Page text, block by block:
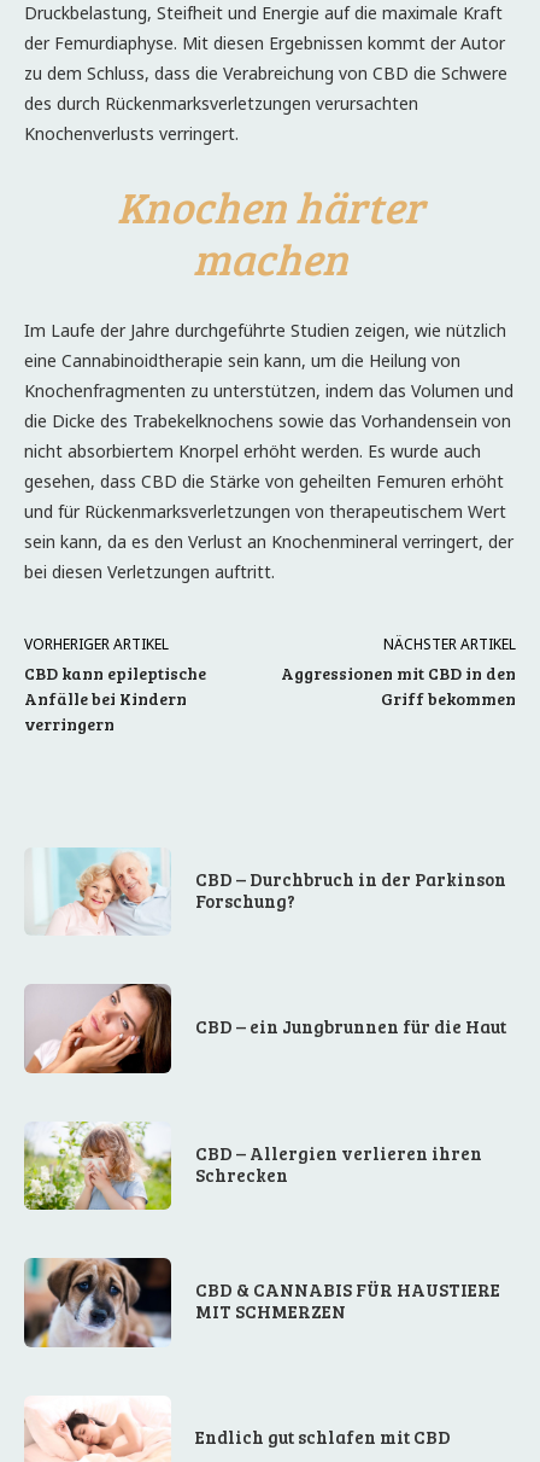
Druckbelastung, Steifheit und Energie auf die maximale Kraft
der Femurdiaphyse. Mit diesen Ergebnissen kommt der Autor
zu dem Schluss, dass die Verabreichung von CBD die Schwere
des durch Rückenmarksverletzungen verursachten
Knochenverlusts verringert.
Knochen härter
machen
Im Laufe der Jahre durchgeführte Studien zeigen, wie nützlich
eine Cannabinoidtherapie sein kann, um die Heilung von
Knochenfragmenten zu unterstützen, indem das Volumen und
die Dicke des Trabekelknochens sowie das Vorhandensein von
nicht absorbiertem Knorpel erhöht werden. Es wurde auch
gesehen, dass CBD die Stärke von geheilten Femuren erhöht
und für Rückenmarksverletzungen von therapeutischem Wert
sein kann, da es den Verlust an Knochenmineral verringert, der
bei diesen Verletzungen auftritt.
VORHERIGER ARTIKEL
CBD kann epileptische
Anfälle bei Kindern
verringern
NÄCHSTER ARTIKEL
Aggressionen mit CBD in den
Griff bekommen
CBD – Durchbruch in der Parkinson
Forschung?
CBD – ein Jungbrunnen für die Haut
CBD – Allergien verlieren ihren
Schrecken
CBD & CANNABIS FÜR HAUSTIERE
MIT SCHMERZEN
Endlich gut schlafen mit CBD